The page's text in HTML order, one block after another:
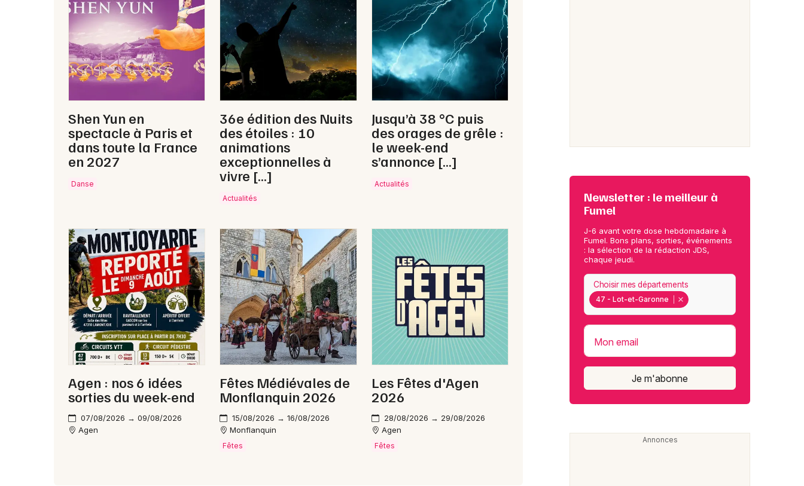
Newsletter des sorties
Artistes en tournée
Actus à Fumel
Magazine à Fumel
47 - Lot-et-Garonne
Choisir mes départements
Mon email
Shen Yun en
spectacle à Paris et
dans toute la France
en 2027
Danse
36e édition des Nuits
des étoiles : 10
animations
exceptionnelles à
vivre […]
Actualités
Jusqu’à 38 °C puis
des orages de grêle :
le week-end
s’annonce […]
Actualités
Agen : nos 6 idées
sorties du week-end
07/08/2026 → 09/08/2026
Agen
Fêtes Médiévales de
Monflanquin 2026
15/08/2026 → 16/08/2026
Monflanquin
Fêtes
Les Fêtes d'Agen
2026
28/08/2026 → 29/08/2026
Agen
Fêtes
Newsletter : le meilleur à
Fumel
J-6 avant votre dose hebdomadaire à
Fumel. Bons plans, sorties, événements
: la sélection de la rédaction JDS,
chaque jeudi.
47 - Lot-et-Garonne
Choisir mes départements
Mon email
Je m'abonne